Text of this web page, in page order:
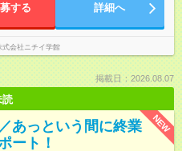
する 詳細へ
式会社ニチイ学館
掲載日：2026.08.07
読
NEW
あっという間に終業
ート！